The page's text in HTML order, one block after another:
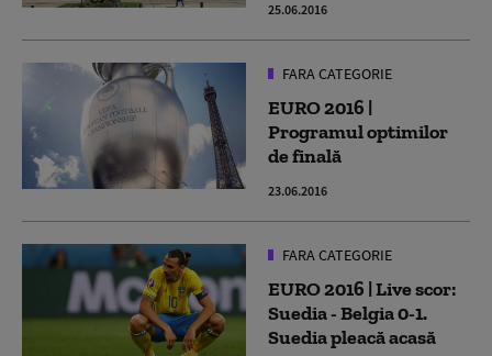
25.06.2016
FARA CATEGORIE
EURO 2016 |
Programul optimilor
de finală
23.06.2016
FARA CATEGORIE
EURO 2016 | Live scor:
Suedia - Belgia 0-1.
Suedia pleacă acasă